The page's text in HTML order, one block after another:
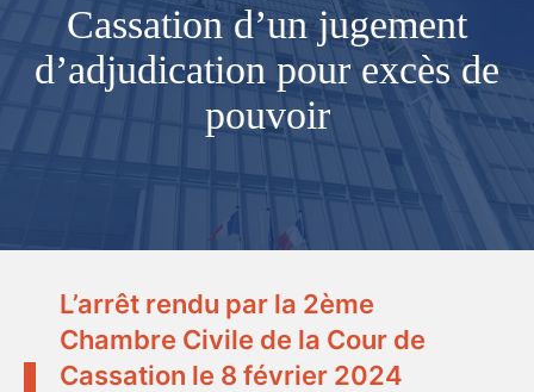
Cassation d’un jugement
d’adjudication pour excès de
pouvoir
L’arrêt rendu par la 2ème
Chambre Civile de la Cour de
Cassation le 8 février 2024